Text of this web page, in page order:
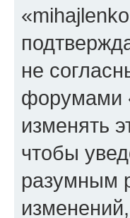
не
форумами
изменять
чтобы
разумным